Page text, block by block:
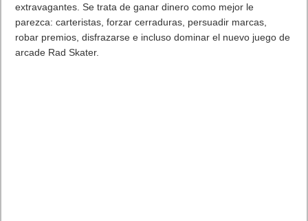
extravagantes.Se trata de ganar dinero como mejor le
parezca: carteristas, forzar cerraduras, persuadir marcas,
robar premios, disfrazarse e incluso dominar el nuevo juego de
arcade Rad Skater.